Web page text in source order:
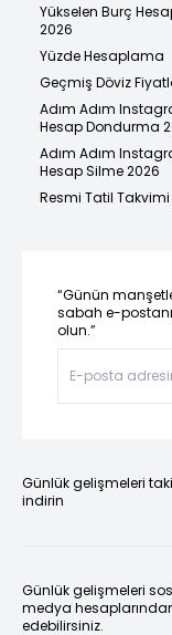
Yükselen Burç
2026
Yüzde Hesaplama
Geçmiş Döviz
Adım Adım
Hesap Dondurma
Adım Adım
Hesap Silme 2026
Resmi Tatil Takvimi
“Günün
sabah e-
olun.”
Günlük gelişmeleri
indirin
Günlük gelişmeleri
medya
edebilirsiniz.